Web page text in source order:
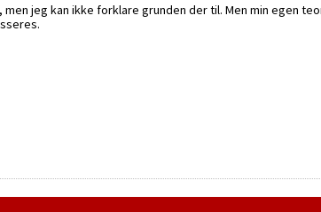
jeg kan ikke forklare grunden der til. Men min egen